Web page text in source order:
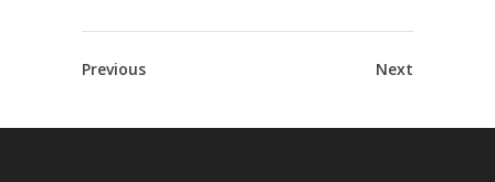
Previous Next